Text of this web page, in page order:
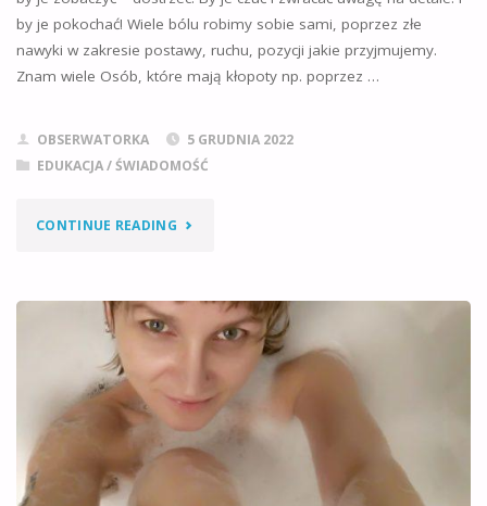
by je pokochać! Wiele bólu robimy sobie sami, poprzez złe
nawyki w zakresie postawy, ruchu, pozycji jakie przyjmujemy.
Znam wiele Osób, które mają kłopoty np. poprzez …
OBSERWATORKA
5 GRUDNIA 2022
EDUKACJA / ŚWIADOMOŚĆ
CONTINUE READING"CIAŁO,
ŻYCIE
JAK